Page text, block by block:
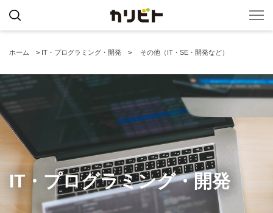
ホーム > IT・プログラミング・開発 > その他（IT・SE・開発など）
IT・プログラミング・開発